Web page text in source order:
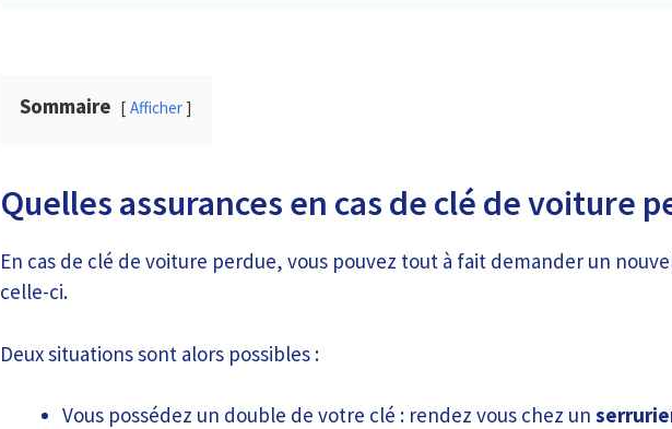
Sommaire Afficher
Quelles assurances en cas de clé de voiture
En cas de clé de voiture perdue, vous pouvez tout à fait demander un
celle-ci.
Deux situations sont alors possibles :
Vous possédez un double de votre clé : rendez vous chez un